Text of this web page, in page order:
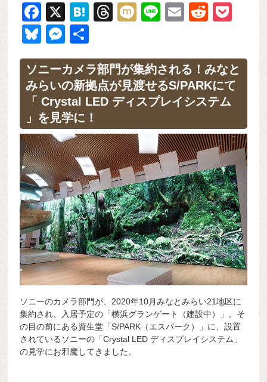
F
a
c
e
b
o
o
k
X
H
n
a
T
a
d
s
M
Li
E
R
di
t
et
Bl
u
e
sk
y
M
e
ss
e
n
g
er
有
ソニーカメラ部門が集約される！みなと
みらいの新拠点が見渡せるS/PARKにて
「 Crystal LED ディスプレイシステム
」を見学に！
ソニーのカメラ部門が、2020年10月みなとみらい21地区に
集約され、入居予定の「横浜グランゲート（建設中）」。そ
の目の前にある資生堂「S/PARK（エスパーク）」に、設置
されているソニーの「Crystal LED ディスプレイシステム」
の見学にお邪魔してきました。